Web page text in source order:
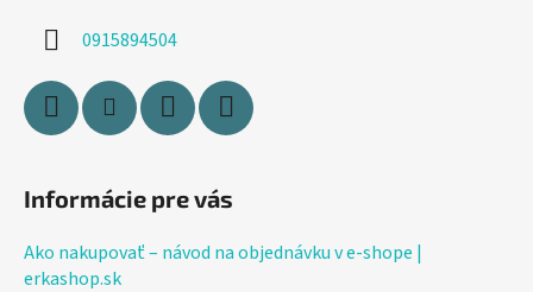
0915894504
Informácie pre vás
Ako nakupovať – návod na objednávku v e-shope |
erkashop.sk